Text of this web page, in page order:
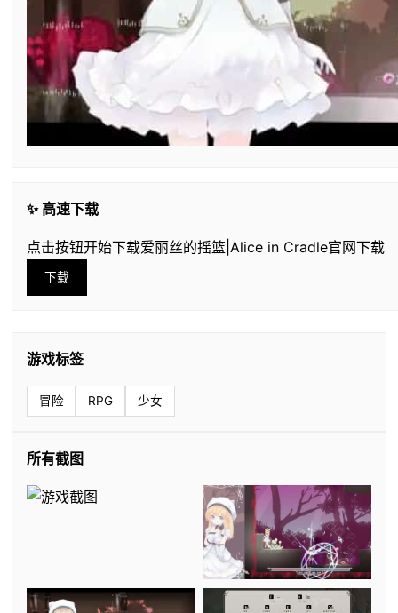
✨ 高速下载
点击按钮开始下载爱丽丝的摇篮|Alice in Cradle官网下载
下载
游戏标签
冒险 RPG 少女
所有截图